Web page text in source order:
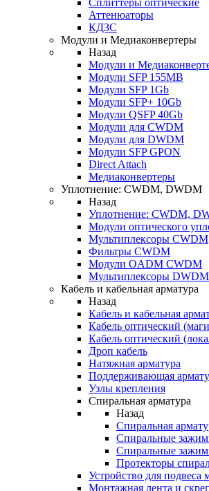
Сплиттеры оптические
Аттенюаторы
КДЗС
Модули и Медиаконвертеры
Назад
Модули и
Модули SFP 155MB
Модули SFP 1Gb
Модули SFP+ 10Gb
Модули QSFP 40Gb
Модули для CWDM
Модули для DWDM
Модули SFP GPON
Direct Attach
Медиаконвертеры
Уплотнение: CWDM, DWDM
Назад
Уплотнение: CWDM,
Модули оптического
Мультиплексоры CWDM
Фильтры CWDM
Модули OADM CWDM
Мультиплексоры DWDM
Кабель и кабельная арматура
Назад
Кабель и кабельная
Кабель оптический
Кабель оптический
Дроп кабель
Натяжная арматура
Поддерживающая
Узлы крепления
Спиральная арматура
Назад
Спиральная
Спиральные
Спиральные
Протекторы
Устройство для подвеса
Монтажная лента и